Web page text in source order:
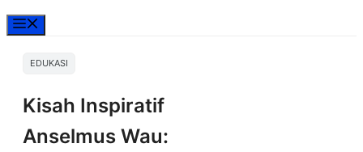
EDUKASI
Kisah Inspiratif
Anselmus Wau: